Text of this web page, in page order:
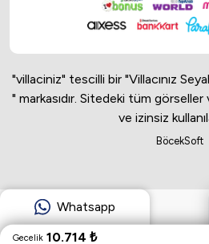
"villaciniz" tescilli bir "Villacınız
" markasıdır. Sitedeki tüm görseller
ve izinsiz
BöcekSoft
Whatsapp
Gecelik 10.714 ₺